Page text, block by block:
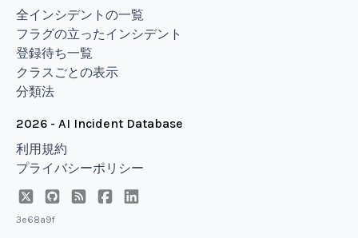
全インシデントの一覧
フラグの立ったインシデント
登録待ち一覧
クラスごとの表示
分類法
2026 - AI Incident Database
利用規約
プライバシーポリシー
3e68a9f